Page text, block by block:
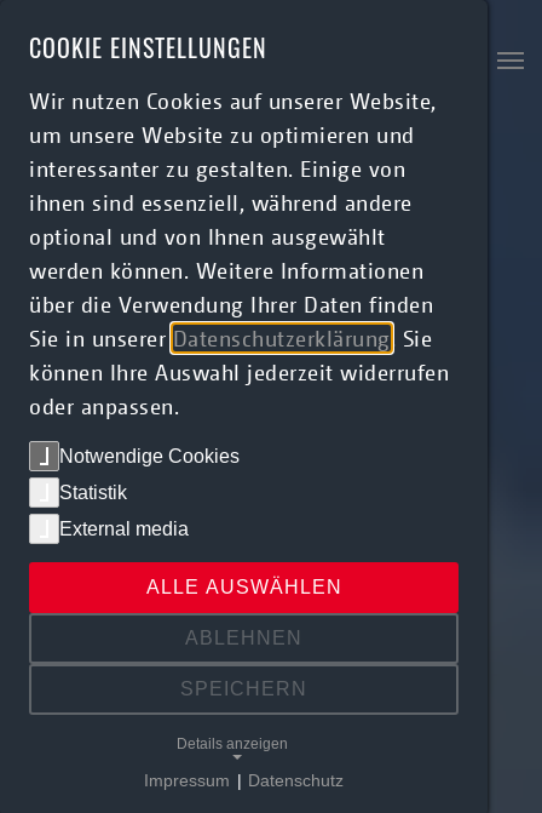
COOKIE EINSTELLUNGEN
Wir nutzen Cookies auf unserer Website,
um unsere Website zu optimieren und
interessanter zu gestalten. Einige von
ihnen sind essenziell, während andere
optional und von Ihnen ausgewählt
werden können. Weitere Informationen
über die Verwendung Ihrer Daten finden
Sie in unserer Datenschutzerklärung . Sie
können Ihre Auswahl jederzeit widerrufen
oder anpassen.
Notwendige Cookies
Statistik
External media
ALLE AUSWÄHLEN
ABLEHNEN
SPEICHERN
Details anzeigen
Impressum | Datenschutz